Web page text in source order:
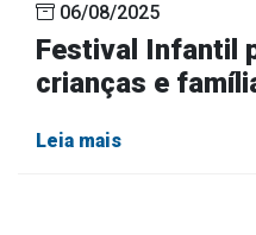
06/08/2025
Festival Infantil
crianças e
Leia mais